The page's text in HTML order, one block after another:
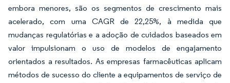
embora menores, são os segmentos de crescimento mais
acelerado, com uma CAGR de 22,25%, à medida que
mudanças regulatórias e a adoção de cuidados baseados em
valor impulsionam o uso de modelos de engajamento
orientados a resultados. As empresas farmacêuticas aplicam
métodos de sucesso do cliente a equipamentos de serviço de